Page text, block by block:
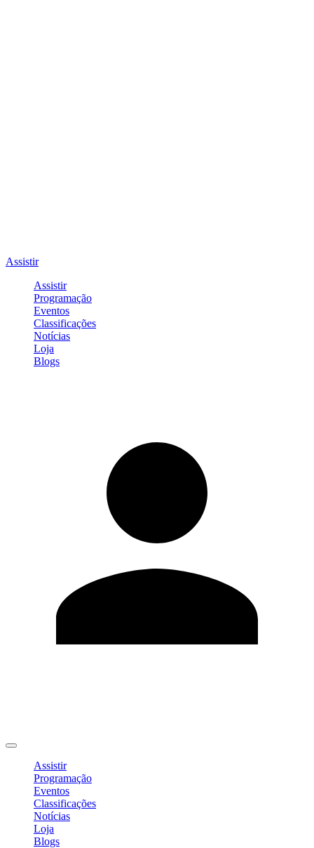
Assistir
Assistir
Programação
Eventos
Classificações
Notícias
Loja
Blogs
Assistir
Programação
Eventos
Classificações
Notícias
Loja
Blogs